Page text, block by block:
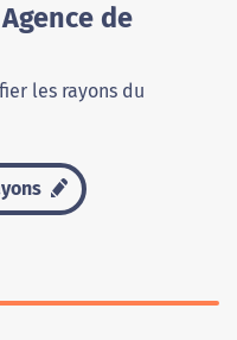
de
les rayons du